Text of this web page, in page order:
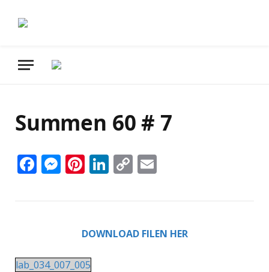
Summen 60 # 7
Facebook
Messenger
Pinterest
LinkedIn
Copy
DOWNLOAD FILEN HER
lab_034_007_005